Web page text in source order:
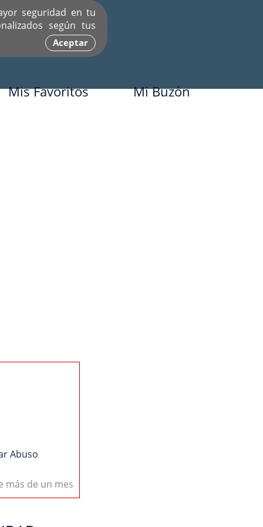
seguridad en tu
según tus
Aceptar
Mis Favoritos Mi Buzón
Abuso
más de un mes